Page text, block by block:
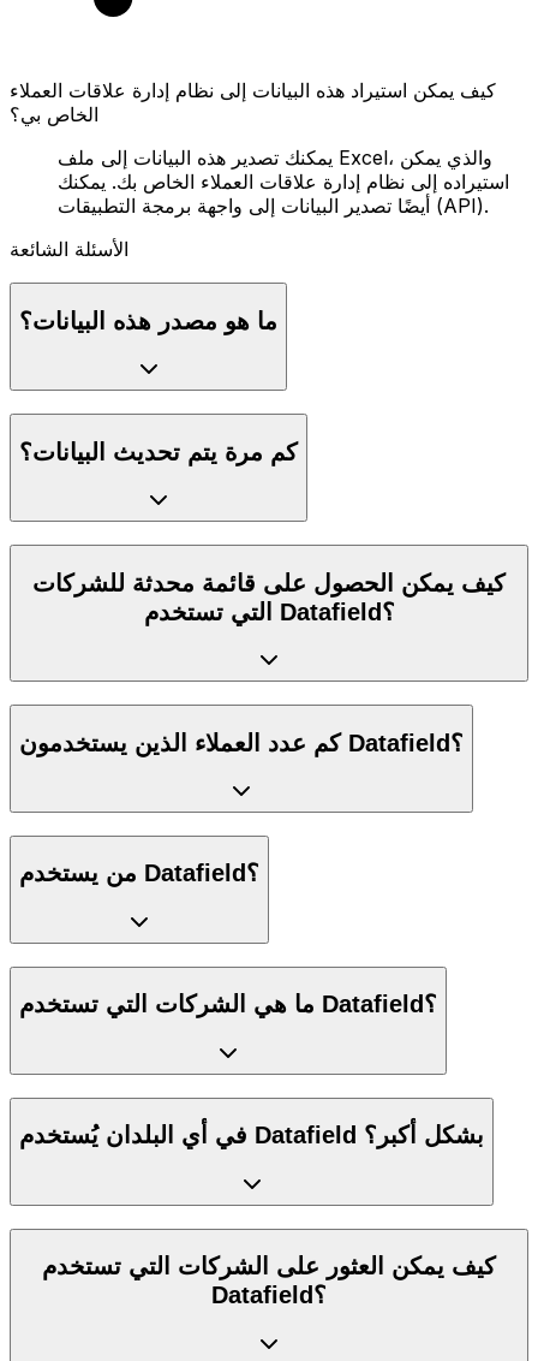
كيف يمكن استيراد هذه البيانات إلى نظام إدارة علاقات العملاء
الخاص بي؟
يمكنك تصدير هذه البيانات إلى ملف Excel، والذي يمكن
استيراده إلى نظام إدارة علاقات العملاء الخاص بك. يمكنك
أيضًا تصدير البيانات إلى واجهة برمجة التطبيقات (API).
الأسئلة الشائعة
ما هو مصدر هذه البيانات؟
كم مرة يتم تحديث البيانات؟
كيف يمكن الحصول على قائمة محدثة للشركات
التي تستخدم Datafield؟
كم عدد العملاء الذين يستخدمون Datafield؟
من يستخدم Datafield؟
ما هي الشركات التي تستخدم Datafield؟
في أي البلدان يُستخدم Datafield بشكل أكبر؟
كيف يمكن العثور على الشركات التي تستخدم
Datafield؟